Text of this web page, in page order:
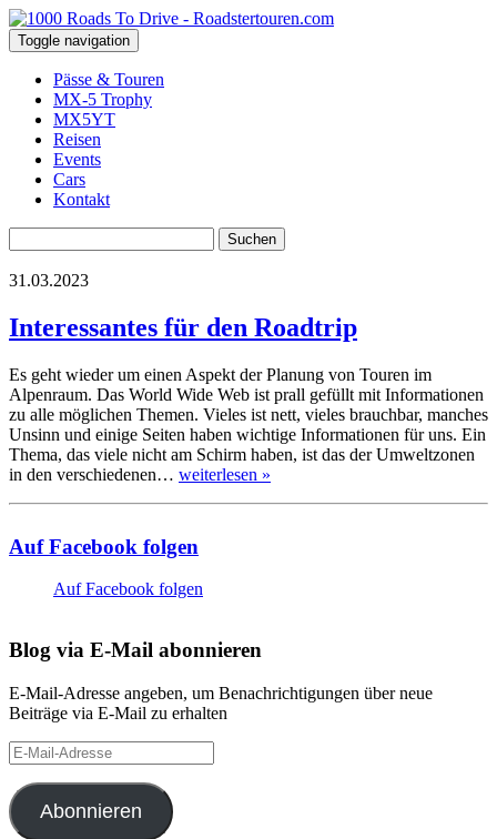
Toggle navigation
Pässe & Touren
MX-5 Trophy
MX5YT
Reisen
Events
Cars
Kontakt
nach:
31.03.2023
Interessantes für den Roadtrip
Es geht wieder um einen Aspekt der Planung von Touren im
Alpenraum. Das World Wide Web ist prall gefüllt mit Informationen
zu alle möglichen Themen. Vieles ist nett, vieles brauchbar, manches
Unsinn und einige Seiten haben wichtige Informationen für uns. Ein
Thema, das viele nicht am Schirm haben, ist das der Umweltzonen
in den verschiedenen… weiterlesen »
Auf Facebook folgen
Auf Facebook folgen
Blog via E-Mail abonnieren
E-Mail-Adresse angeben, um Benachrichtigungen über neue
Beiträge via E-Mail zu erhalten
E-
Mail-
Adresse
Abonnieren